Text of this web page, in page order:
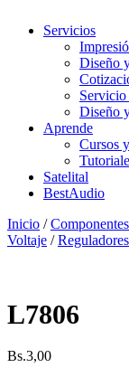
Servicios
Diseño
Diseño
Aprende
Cursos
Satelital
BestAudio
Inicio /
Voltaje /
L7806
Bs.3,00